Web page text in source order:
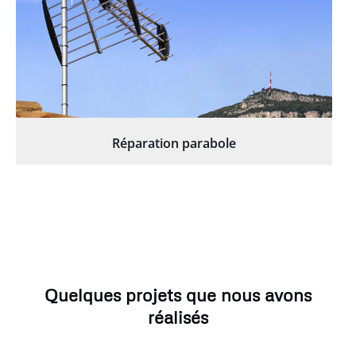
Réparation parabole
Quelques projets que nous avons
réalisés